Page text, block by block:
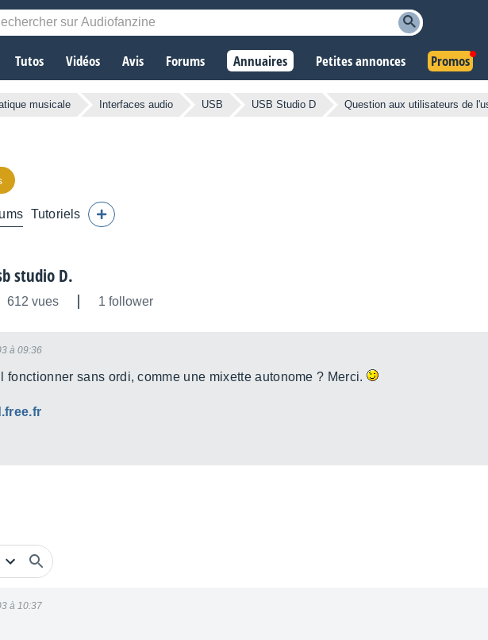
Tutos Vidéos Avis Forums Annuaires Petites annonces Promos
musicale Interfaces audio USB USB Studio D Question aux utilisateurs de
Tutoriels
studio D.
612 vues 1 follower
à 09:36
fonctionner sans ordi, comme une mixette autonome ? Merci.
à 10:37